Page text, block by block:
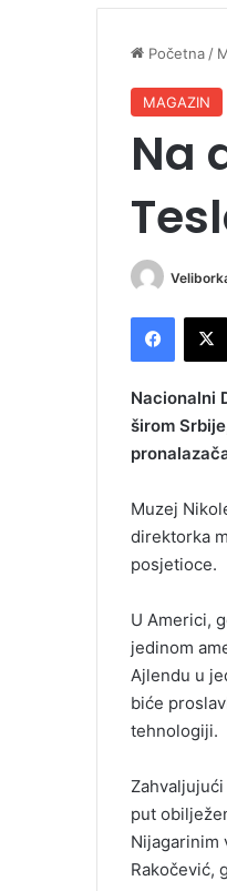
Početna /
MAGAZIN
Na
Nacionalni
širom
Muzej
direktorka
posjetioce.
U Americi,
jedinom
Ajlendu u
biće
tehnologiji.
put
Nijagarinim
Rakočević,